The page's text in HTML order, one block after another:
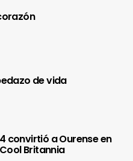
de vida
convirtió a Ourense en
Britannia